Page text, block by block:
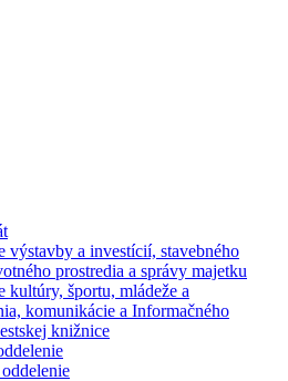
výstavby a investícií, stavebného
prostredia a správy majetku
kultúry, športu, mládeže a
komunikácie a Informačného
knižnice